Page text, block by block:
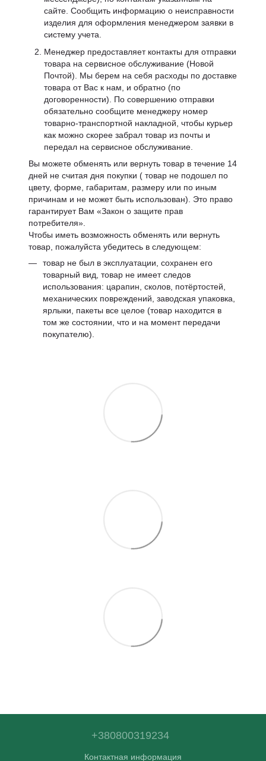
сайте. Сообщить информацию о неисправности
изделия для оформления менеджером заявки в
систему учета.
Менеджер предоставляет контакты для отправки
товара на сервисное обслуживание (Новой
Почтой). Мы берем на себя расходы по доставке
товара от Вас к нам, и обратно (по
договоренности). По совершению отправки
обязательно сообщите менеджеру номер
товарно-транспортной накладной, чтобы курьер
как можно скорее забрал товар из почты и
передал на сервисное обслуживание.
Вы можете обменять или вернуть товар в течение 14
дней не считая дня покупки ( товар не подошел по
цвету, форме, габаритам, размеру или по иным
причинам и не может быть использован). Это право
гарантирует Вам «Закон о защите прав
потребителя».
Чтобы иметь возможность обменять или вернуть
товар, пожалуйста убедитесь в следующем:
товар не был в эксплуатации, сохранен его
товарный вид, товар не имеет следов
использования: царапин, сколов, потёртостей,
механических повреждений, заводская упаковка,
ярлыки, пакеты все целое (товар находится в
том же состоянии, что и на момент передачи
покупателю).
+380800319234
Контактная информация